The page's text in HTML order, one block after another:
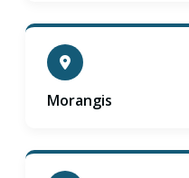
Morangis